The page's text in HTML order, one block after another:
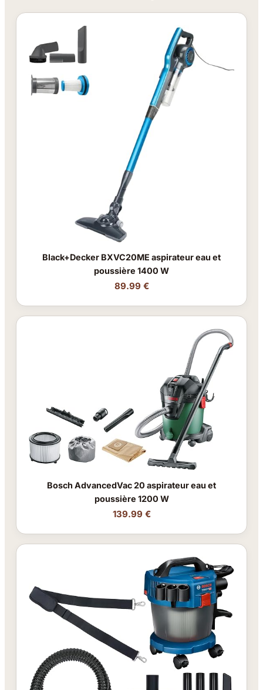
Black+Decker BXVC20ME aspirateur eau et
poussière 1400 W
89.99 €
Bosch AdvancedVac 20 aspirateur eau et
poussière 1200 W
139.99 €